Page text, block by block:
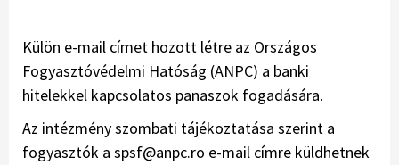
Külön e-mail címet hozott létre az Országos
Fogyasztóvédelmi Hatóság (ANPC) a banki
hitelekkel kapcsolatos panaszok fogadására.
Az intézmény szombati tájékoztatása szerint a
fogyasztók a spsf@anpc.ro e-mail címre küldhetnek